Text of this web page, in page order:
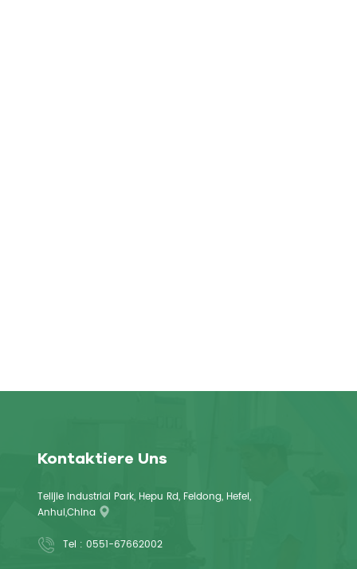
Kontaktiere Uns
Telijie Industrial Park, Hepu Rd, Feidong, Hefei,
Anhui,China
Tel : 0551-67662002